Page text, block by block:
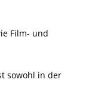
Film- und
sowohl in der